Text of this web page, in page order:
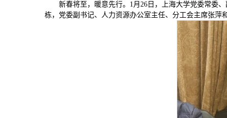
新春将至，暖意先行。1月26日，上海大学党委常委
栋，党委副书记、人力资源办公室主任、分工会主席张萍